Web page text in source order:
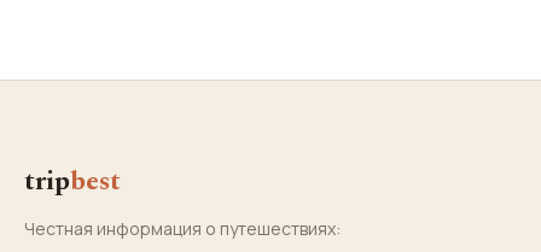
tripbest
Честная информация о путешествиях: